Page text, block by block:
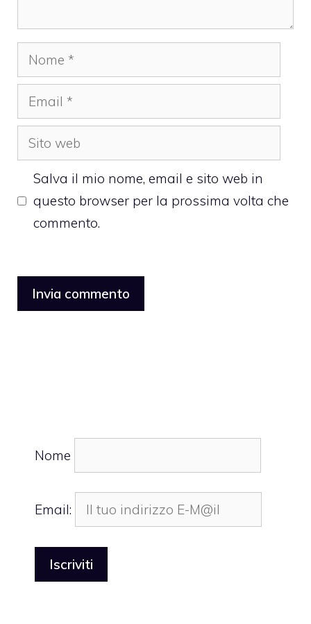
Nome
Email
Sito
web
Salva il mio nome, email e sito web in
questo browser per la prossima volta che
commento.
Nome
Email: